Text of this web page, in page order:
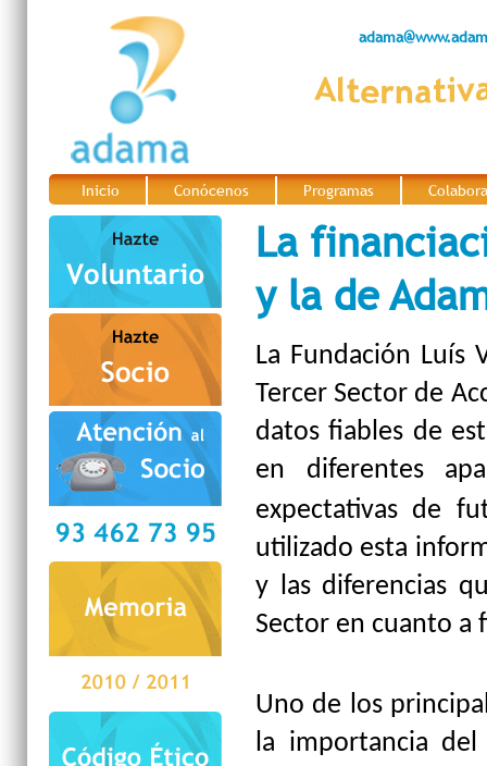
Inicio Conócenos Programas Colabora
La
y la de
La Fundación Luís
Tercer Sector de
datos fiables de
en diferentes
expectativas de
utilizado esta
y las diferencias
Sector en cuanto a
Uno de los
la importancia